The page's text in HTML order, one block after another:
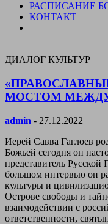
РАСПИСАНИЕ
КОНТАКТ
ДИАЛОГ КУЛЬТУР
МОСТОМ
admin - 27.12.2022
Иерей Савва Гаглоев
Божьей сегодня он
представитель
большом интервью он
культуры и
Острове свободы и
взаимодействии с
ответственности,